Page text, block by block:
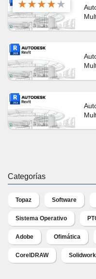
★★★★★
Categorías
Topaz Software
Sistema Operativo
Adobe Ofimática
CorelDRAW